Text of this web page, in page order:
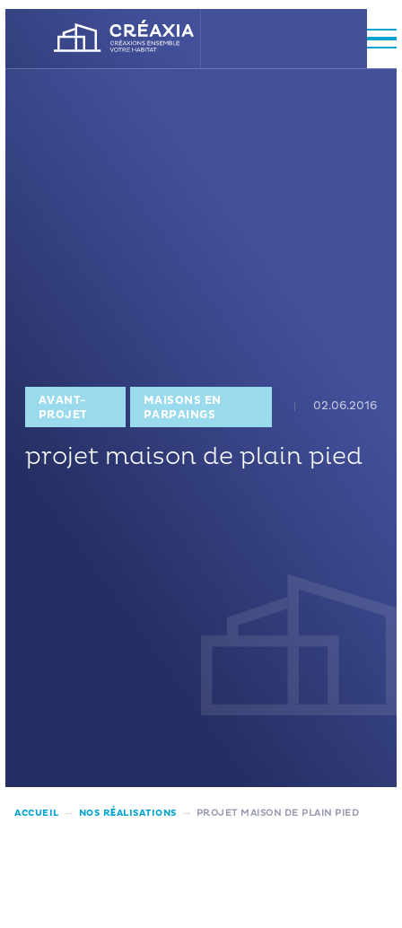
AVANT-
PROJET
MAISONS EN
PARPAINGS
02.06.2016
projet maison de plain pied
ACCUEIL → NOS RÉALISATIONS → PROJET MAISON DE PLAIN PIED